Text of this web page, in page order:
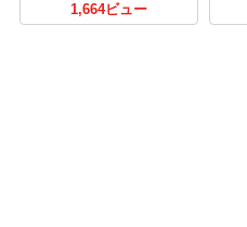
1,664ビュー